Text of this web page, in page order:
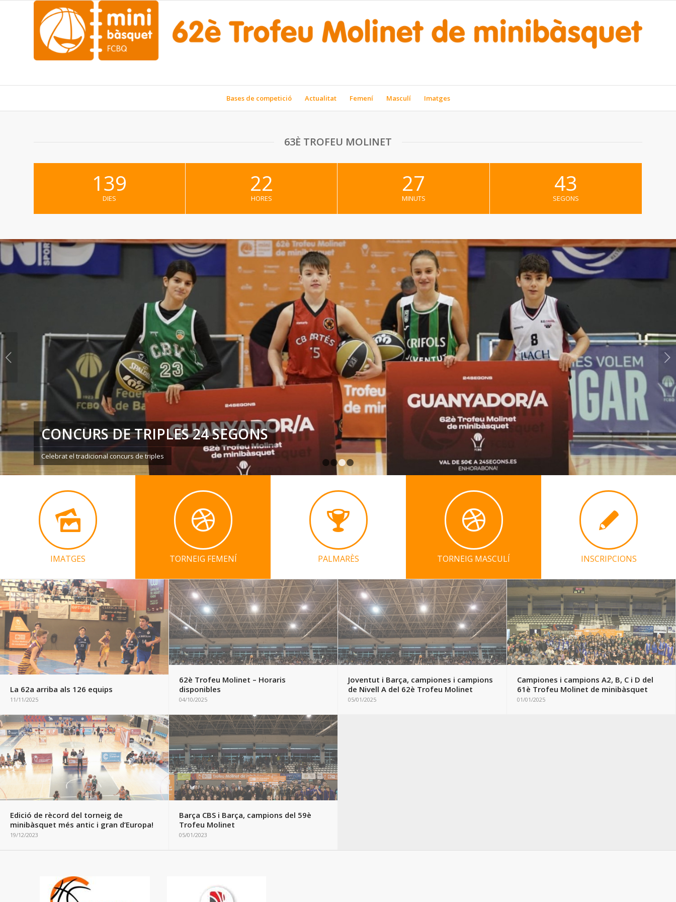
Bases de competició Actualitat Femení Masculí Imatges
63È TROFEU MOLINET
139
DIES
22
HORES
27
MINUTS
42
SEGONS
Següent
IMATGES TORNEIG FEMENÍ PALMARÈS TORNEIG MASCULÍ INSCRIPCIONS
La 62a arriba als 126 equips
11/11/2025
62è Trofeu Molinet – Horaris
disponibles
04/10/2025
Joventut i Barça, campiones i campions
de Nivell A del 62è Trofeu Molinet
05/01/2025
Campiones i campions A2, B, C i D del
61è Trofeu Molinet de minibàsquet
01/01/2025
Edició de rècord del torneig de
minibàsquet més antic i gran d’Europa!
Barça CBS i Barça, campions del 59è
Trofeu Molinet
05/01/2023